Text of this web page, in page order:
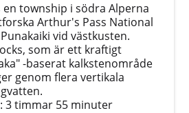
en township i södra Alperna
Arthur's Pass National
vid västkusten.
som är ett kraftigt
-baserat kalkstenområde
genom flera vertikala
3 timmar 55 minuter